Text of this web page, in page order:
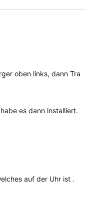
oben links, dann
es dann installiert.
auf der Uhr ist .